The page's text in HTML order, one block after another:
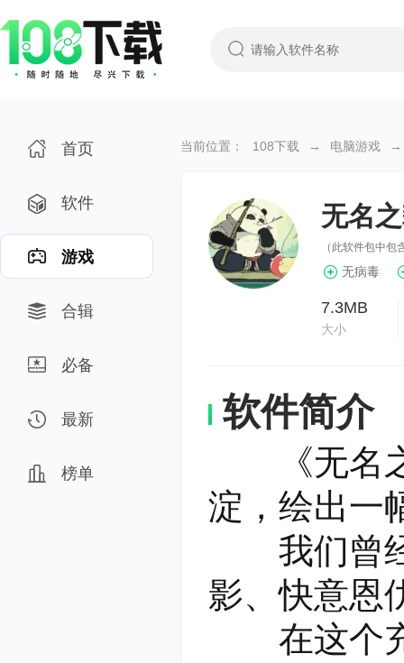
首页
软件
游戏
合辑
必备
最新
榜单
当前位置： 108下载 → 电脑游戏 →
无名
（此软件包中
无病毒
7.3MB
大小
软件简介
《无名之
淀，绘出一
我们曾经
影、快意恩
在这个充